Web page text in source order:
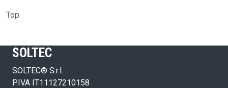
Top
SOLTEC
SOLTEC® S.r.l.
P.IVA IT11127210158